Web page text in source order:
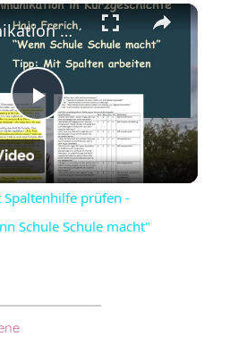
×
Play
Video
Kommunikation mit Spaltenhilfe prüfen - Kurzgeschichte "Wenn Schule Schule macht"
prüfen -
Schule Schule macht"